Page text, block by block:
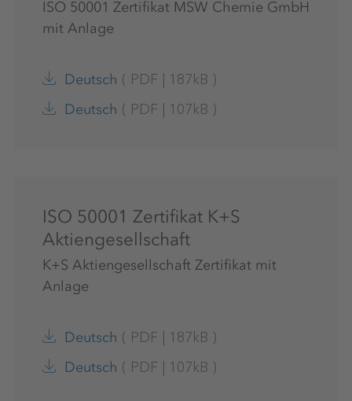
ISO 50001 Zertifikat MSW Chemie GmbH
mit Anlage
Deutsch ( PDF | 187kB )
Deutsch ( PDF | 107kB )
ISO 50001 Zertifikat K+S
Aktiengesellschaft
K+S Aktiengesellschaft Zertifikat mit
Anlage
Deutsch ( PDF | 187kB )
Deutsch ( PDF | 107kB )